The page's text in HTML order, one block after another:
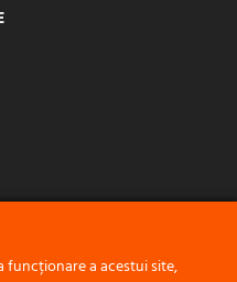
funcționare a acestui site,